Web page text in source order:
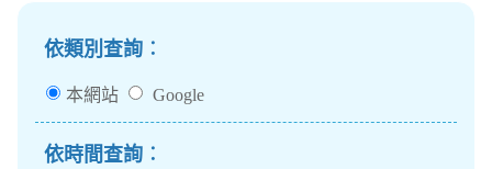
依類別查詢︰
本網站 Google
依時間查詢︰